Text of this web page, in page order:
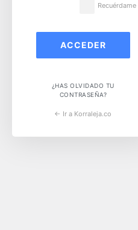
Recuérdame
¿HAS OLVIDADO TU
CONTRASEÑA?
← Ir a Korraleja.co